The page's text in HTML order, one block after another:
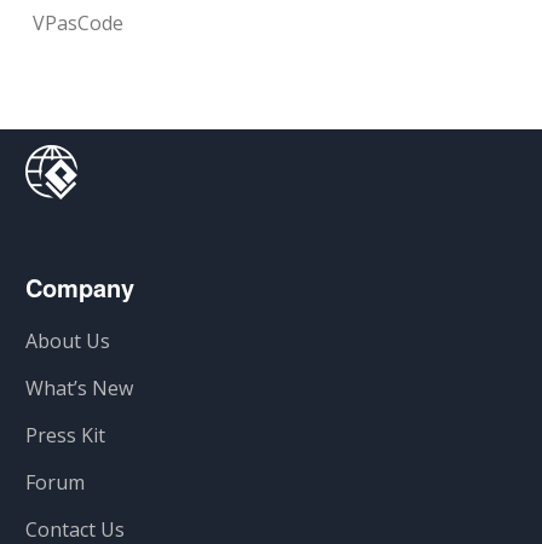
VPasCode
Company
About Us
What’s New
Press Kit
Forum
Contact Us